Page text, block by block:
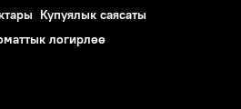
Купуялык саясаты
логирлөө